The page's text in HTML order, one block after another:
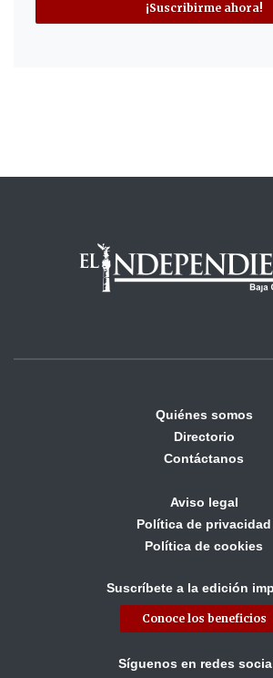
¡Suscribirme ahora!
Quiénes somos
Directorio
Contáctanos
Aviso legal
Política de privacidad
Política de cookies
Suscríbete a la edición
Conoce los beneficios
Síguenos en redes